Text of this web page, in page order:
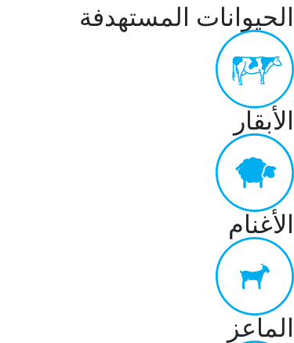
الحيوانات المستهدفة
الأبقار
الأغنام
الماعز